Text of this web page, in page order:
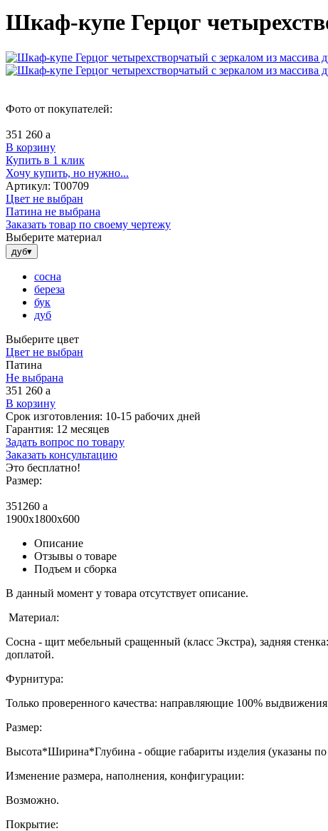
Шкаф-купе Герцог
Фото от покупателей:
351 260 a
В корзину
Купить в 1 клик
Хочу купить, но нужно...
Артикул: Т00709
Цвет не выбран
Патина не выбрана
Заказать товар по своему чертежу
Выберите материал
дуб▾
сосна
береза
бук
дуб
Выберите цвет
Цвет не выбран
Патина
Не выбрана
351 260 a
В корзину
Срок изготовления: 10-15 рабочих дней
Гарантия: 12 месяцев
Задать вопрос по товару
Заказать консультацию
Это бесплатно!
Размер:
351260 a
1900x1800x600
Описание
Отзывы о товаре
Подъем и сборка
В данный момент у товара отсутствует описание.
Материал:
Сосна - щит мебельный сращенный (класс Экстра), задняя
доплатой.
Фурнитура:
Только проверенного качества: направляющие 100%
Размер:
Высота*Ширина*Глубина - общие габариты изделия (указаны
Изменение размера, наполнения, конфигурации:
Возможно.
Покрытие: